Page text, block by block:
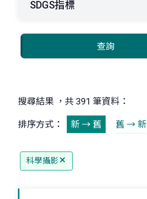
SDGS指標
查詢
搜尋結果 ，共 391 筆資料：
排序方式： 新 → 舊 舊 → 新
科學攝影